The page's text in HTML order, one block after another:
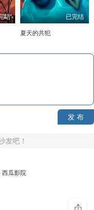
结 已完结
夏天的共犯
发 布
发吧！
西瓜影院